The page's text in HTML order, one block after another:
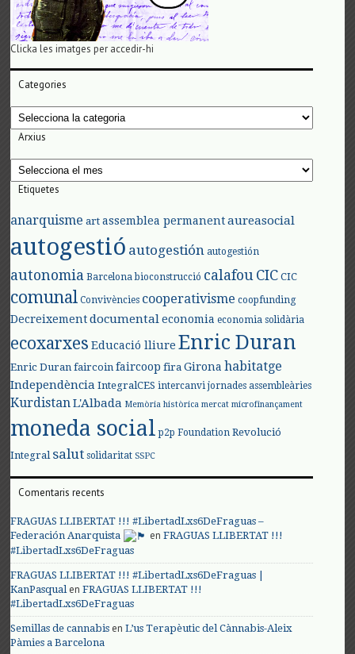
Clicka les imatges per accedir-hi
Categories
Categories
Arxius
Arxius
Etiquetes
anarquisme art assemblea permanent aureasocial
autogestió autogestión autogestión
autonomia Barcelona bioconstrucció calafou CIC CIC
comunal Convivències cooperativisme coopfunding
Decreixement documental economia economia solidària
ecoxarxes Educació lliure Enric Duran
Enric Duran faircoin faircoop fira Girona habitatge
Independència IntegralCES intercanvi jornades assembleàries
KurdistanL'Albada Memòria històrica mercat microfinançament
moneda social p2p Foundation Revolució
Integral salut solidaritat SSPC
Comentaris recents
FRAGUAS LLIBERTAT !!! #LibertadLxs6DeFraguas –
Federación Anarquista
enFRAGUAS LLIBERTAT !!!
#LibertadLxs6DeFraguas
FRAGUAS LLIBERTAT !!! #LibertadLxs6DeFraguas |
KanPasqualenFRAGUAS LLIBERTAT !!!
#LibertadLxs6DeFraguas
Semillas de cannabis enL’us Terapèutic del Cànnabis-Aleix
Pàmies a Barcelona